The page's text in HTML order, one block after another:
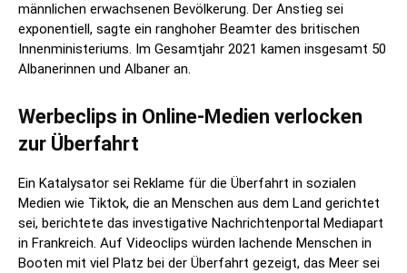
männlichen erwachsenen Bevölkerung. Der Anstieg sei
exponentiell, sagte ein ranghoher Beamter des britischen
Innenministeriums. Im Gesamtjahr 2021 kamen insgesamt 50
Albanerinnen und Albaner an.
Werbeclips in Online-Medien verlocken
zur Überfahrt
Ein Katalysator sei Reklame für die Überfahrt in sozialen
Medien wie Tiktok, die an Menschen aus dem Land gerichtet
sei, berichtete das investigative Nachrichtenportal Mediapart
in Frankreich. Auf Videoclips würden lachende Menschen in
Booten mit viel Platz bei der Überfahrt gezeigt, das Meer sei